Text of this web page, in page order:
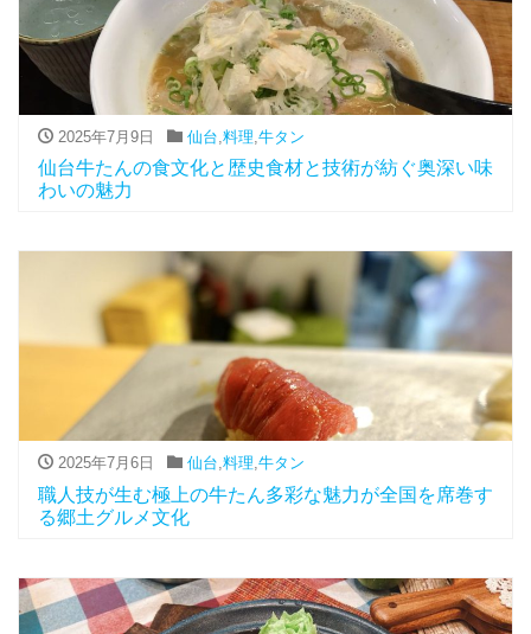
2025年7月9日 仙台 料理 牛タン
仙台牛たんの食文化と歴史食材と技術が紡ぐ奥深い味
わいの魅力
2025年7月6日 仙台,料理,牛タン
職人技が生む極上の牛たん多彩な魅力が全国を席巻す
る郷土グルメ文化